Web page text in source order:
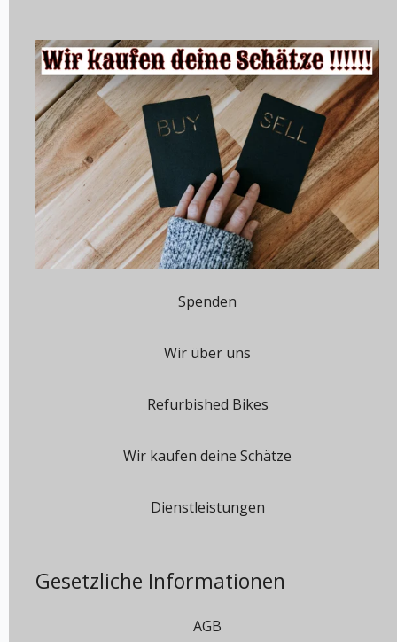
Spenden
Wir über uns
Refurbished Bikes
Wir kaufen deine Schätze
Dienstleistungen
Gesetzliche Informationen
AGB